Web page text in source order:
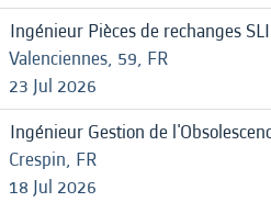
Ingénieur Pièces de rechanges
Valenciennes, 59, FR
23 Jul 2026
Ingénieur Gestion de
Crespin, FR
18 Jul 2026